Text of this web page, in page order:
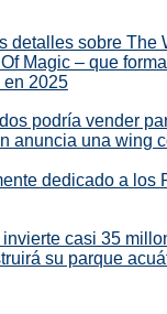
detalles sobre The
Magic – que
en 2025
podría vender
anuncia una wing
dedicado a los
casi 35
su parque